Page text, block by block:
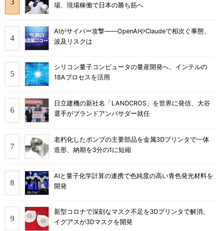
場、現場稼働で日本の勝ち筋へ
AIがサイバー攻撃――OpenAIやClaudeで相次ぐ事態、
波及リスクは
シリコン量子コンピュータの量産開発へ、インテルの
18Aプロセスを活用
日立建機の新社名「LANDCROS」を世界に発信、大谷
選手がブランドアンバサダー就任
老朽化したポンプの主要部品を金属3Dプリンタで一体
造形、納期を3分の1に短縮
AIと量子化学計算の連携で色純度の高い青色発光材料を
開発
新型コロナで深刻なマスク不足を3Dプリンタで解消、
イグアスが3Dマスクを開発